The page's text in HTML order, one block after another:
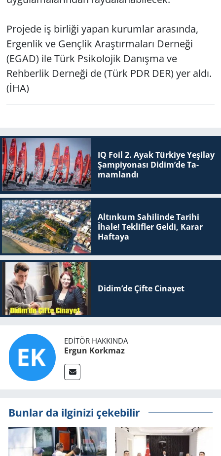
Projede iş birliği yapan kurumlar arasında,
Ergenlik ve Gençlik Araştırmaları Derneği
(EGAD) ile Türk Psikolojik Danışma ve
Rehberlik Derneği de (Türk PDR DER) yer aldı.
(İHA)
IQ Foil 2. Ayak Tür­ki­ye Ye­şi­lay
Şam­pi­yo­na­sı Didim’de Ta­
mam­lan­dı
Altınkum Sahilinde Tarihi
İhale! Teklifler Geldi, Karar
Haftaya
Didim’de Çifte Ci­na­yet
EDITÖR HAKKINDA
Ergun Korkmaz
Bunlar da ilginizi çekebilir